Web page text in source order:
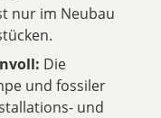
nur im Neubau
Die
und fossiler
und